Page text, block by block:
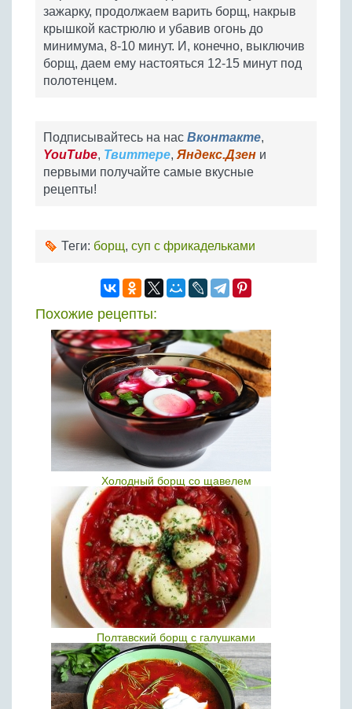
зажарку, продолжаем варить борщ, накрыв
крышкой кастрюлю и убавив огонь до
минимума, 8-10 минут. И, конечно, выключив
борщ, даем ему настояться 12-15 минут под
полотенцем.
Подписывайтесь на нас Вконтакте,
YouTube, Твиттере, Яндекс.Дзен и
первыми получайте самые вкусные
рецепты!
Теги: борщ, суп с фрикадельками
Похожие рецепты:
Холодный борщ со щавелем
Полтавский борщ с галушками